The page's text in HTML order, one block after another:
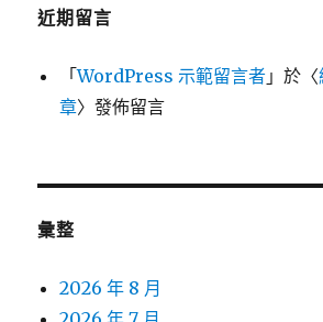
近期留言
「WordPress 示範留言者 」於〈
章〉發佈留言
彙整
2026 年 8 月